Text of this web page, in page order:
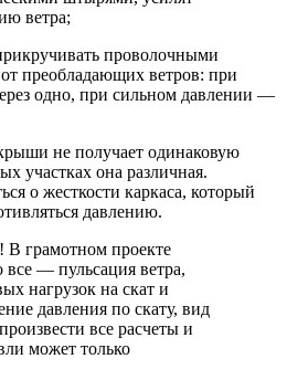
ветра;
проволочными
преобладающих ветров: при
одно, при сильном давлении —
не получает одинаковую
участках она различная.
о жесткости каркаса, который
давлению.
В грамотном проекте
все — пульсация ветра,
нагрузок на скат и
давления по скату, вид
все расчеты и
может только